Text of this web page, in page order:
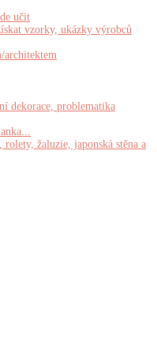
učit
vzorky, ukázky výrobců
architektem
dekorace, problematika
žaluzie, japonská stěna a